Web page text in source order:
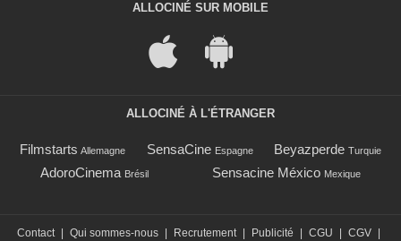
ALLOCINÉ SUR MOBILE
ALLOCINÉ À L'ÉTRANGER
Filmstarts Allemagne SensaCine Espagne Beyazperde Turquie
AdoroCinema Brésil Sensacine México Mexique
Contact Qui sommes-nous Recrutement Publicité CGU CGV